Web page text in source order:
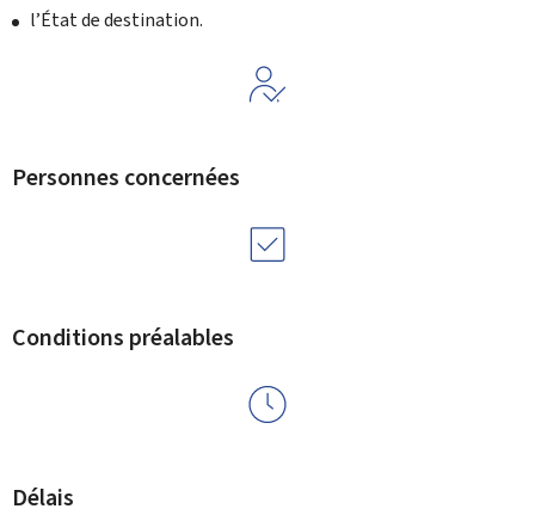
l’État de destination.
Personnes concernées
Conditions préalables
Délais